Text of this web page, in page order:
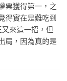
票獲得第一，之
得實在是難吃到
來這一招，但
局，因為真的是